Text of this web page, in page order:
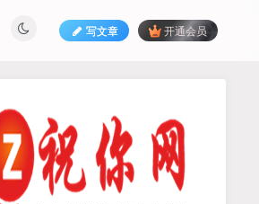
写文章 开通会员